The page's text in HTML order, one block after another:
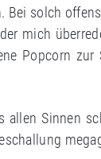
Bei solch
mich
Popcorn
allen Sinnen